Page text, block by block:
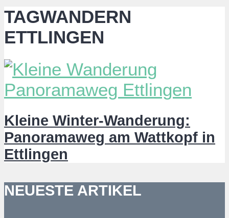
TAGWANDERN
ETTLINGEN
Kleine Winter-Wanderung:
Panoramaweg am Wattkopf in
Ettlingen
NEUESTE ARTIKEL